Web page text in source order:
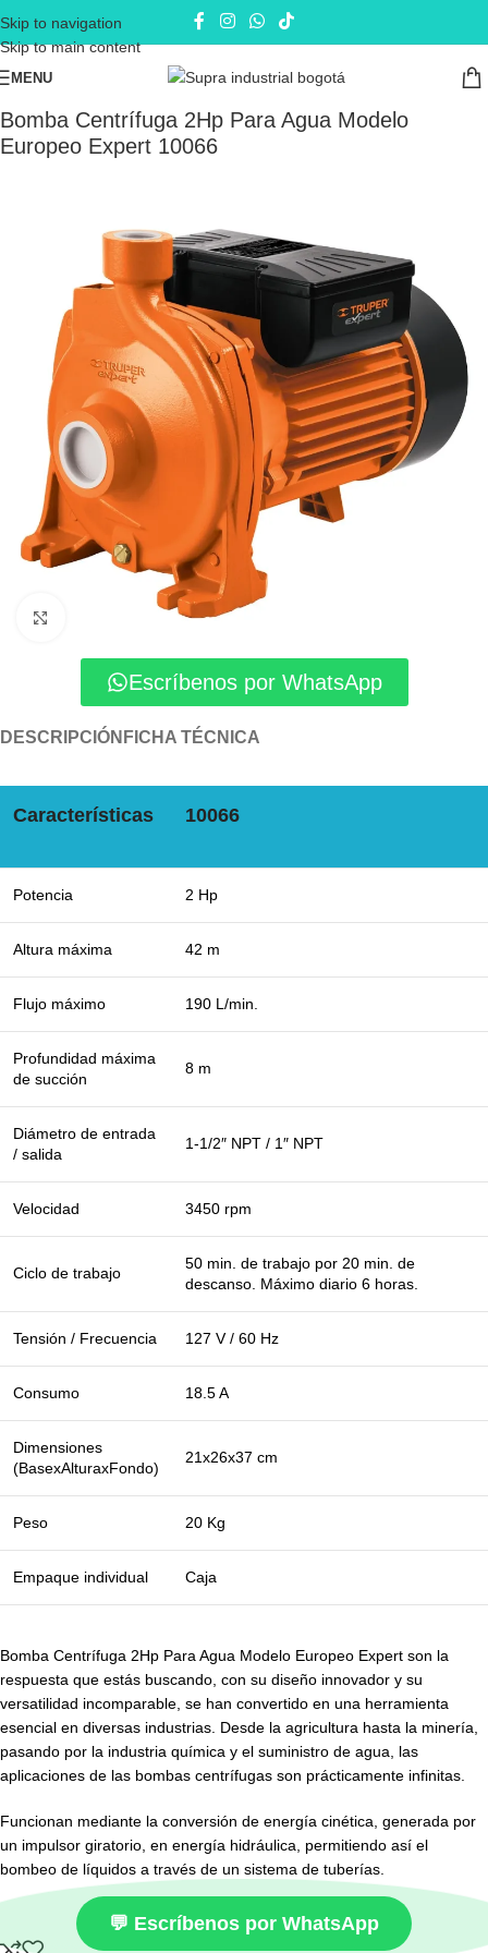
Skip to navigation
Skip to main content
MENU
Inicio Electrobombas - bombas eléctricas Bombas de Superficie
Bomba Centrífuga 2Hp Para Agua Modelo
Europeo Expert 10066
Escríbenos por WhatsApp
DESCRIPCIÓN FICHA TÉCNICA
Características 10066
Potencia 2 Hp
Altura máxima 42 m
Flujo máximo 190 L/min.
Profundidad máxima
de succión
8 m
Diámetro de entrada
/ salida
1-1/2″ NPT / 1″ NPT
Velocidad 3450 rpm
Ciclo de trabajo
50 min. de trabajo por 20 min. de
descanso. Máximo diario 6 horas.
Tensión / Frecuencia 127 V / 60 Hz
Consumo 18.5 A
Dimensiones
(BasexAlturaxFondo)
21x26x37 cm
Peso 20 Kg
Empaque individual Caja
Bomba Centrífuga 2Hp Para Agua Modelo Europeo Expert son la
respuesta que estás buscando, con su diseño innovador y su
versatilidad incomparable, se han convertido en una herramienta
esencial en diversas industrias. Desde la agricultura hasta la minería,
pasando por la industria química y el suministro de agua, las
aplicaciones de las bombas centrífugas son prácticamente infinitas.
Funcionan mediante la conversión de energía cinética, generada por
un impulsor giratorio, en energía hidráulica, permitiendo así el
bombeo de líquidos a través de un sistema de tuberías.
💬 Escríbenos por WhatsApp